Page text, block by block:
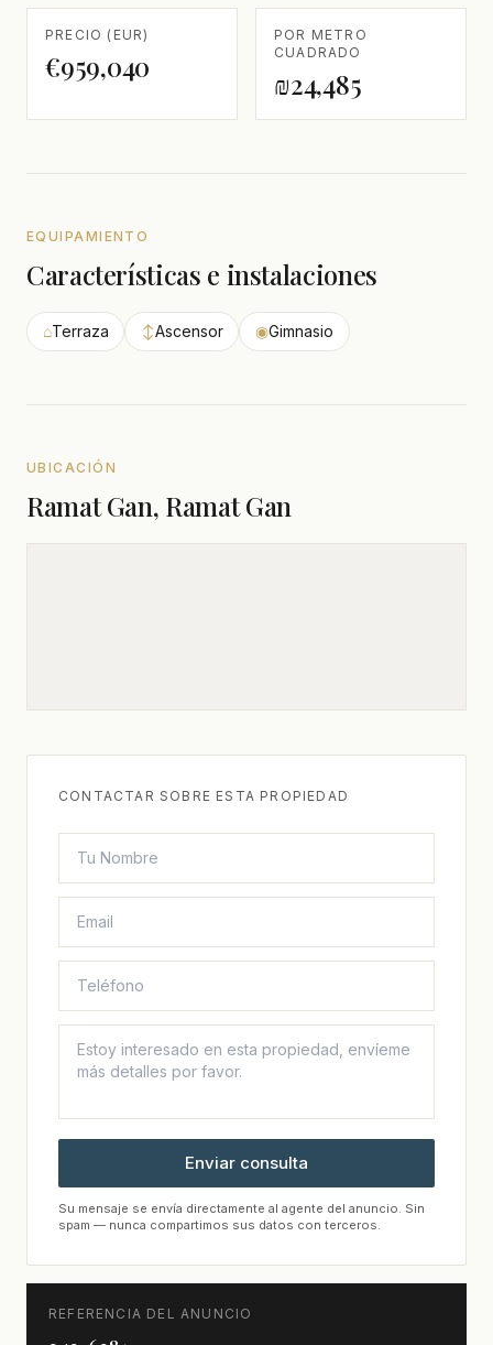
PRECIO (EUR)
€959,040
POR METRO
CUADRADO
₪24,485
EQUIPAMIENTO
Características e instalaciones
⌂Terraza ↕Ascensor ◉Gimnasio
UBICACIÓN
Ramat Gan, Ramat Gan
CONTACTAR SOBRE ESTA PROPIEDAD
Enviar consulta
Su mensaje se envía directamente al agente del anuncio. Sin
spam — nunca compartimos sus datos con terceros.
REFERENCIA DEL ANUNCIO